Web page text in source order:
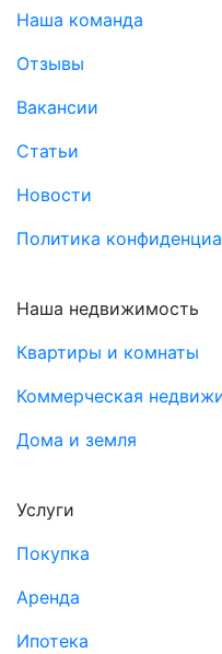
Наша команда
Отзывы
Вакансии
Статьи
Новости
Политика
Наша недвижимость
Квартиры и комнаты
Коммерческая
Дома и земля
Услуги
Покупка
Аренда
Ипотека